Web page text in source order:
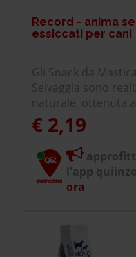
Record - anima
essiccati per cani
Gli Snack da
Selvaggia sono
naturale, ottenuta
€ 2,19
l'app
ora